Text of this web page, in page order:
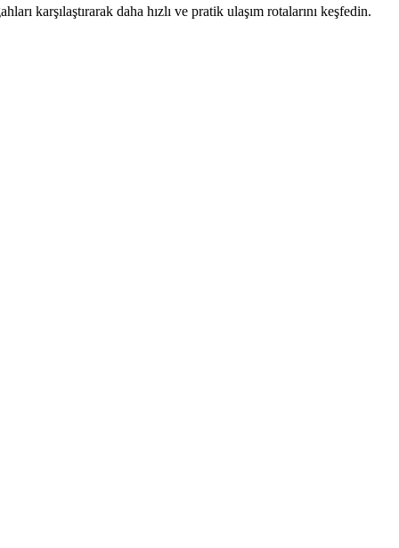
karşılaştırarak daha hızlı ve pratik ulaşım rotalarını keşfedin.